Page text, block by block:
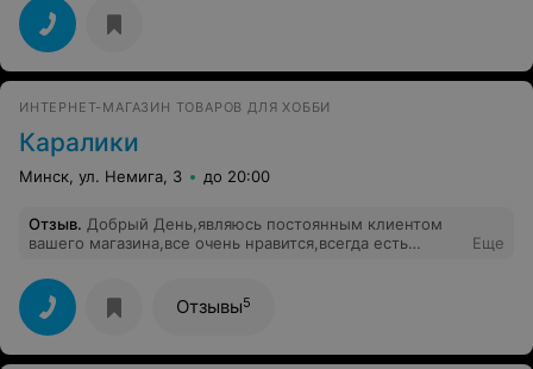
ИНТЕРНЕТ-МАГАЗИН ТОВАРОВ ДЛЯ ХОББИ
Каралики
Минск, ул. Немига, 3 до 20:00
Отзыв. Добрый День,являюсь постоянным клиентом
вашего магазина,все очень нравится,всегда есть
заказа,на сайте все подробно расписано,в этом плане
магазин отличный,но,владелец этой сети
магазинов,обратите внимание на свой персонал,может
быть ваши девочки и разбираются в этой сфере,но
периодически хамят покупателям,ну или просто сидят
Еще
Отзывы5